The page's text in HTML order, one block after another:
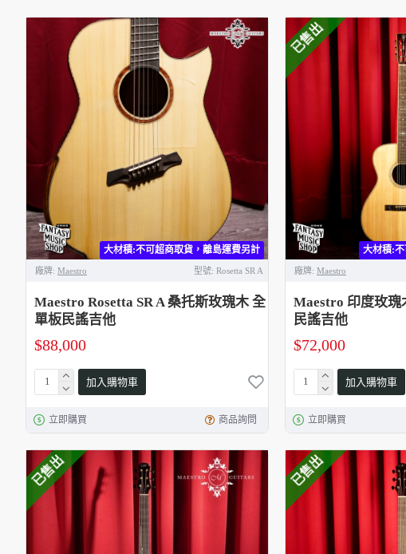
大材積:不可超商取貨，離島運費另計
廠牌: Maestro 型號: Rosetta SR A
Maestro Rosetta SR A 桑托斯玫瑰木 全
單板民謠吉他
$88,000
加入購物車
立即購買 商品詢問
大材積:
已售出
廠牌: Maestro
Maestro 印度玫
民謠吉他
$72,000
加入購物車
立即購買
已售出 已售出